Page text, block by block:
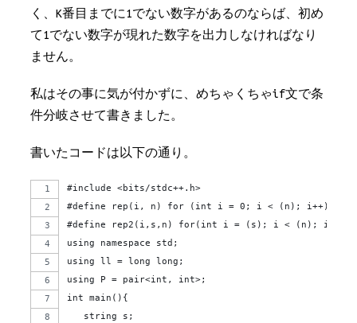
く、K番目までに1でない数字があるのならば、初め
て1でない数字が現れた数字を出力しなければなり
ません。
私はその事に気が付かずに、めちゃくちゃif文で条
件分岐させて書きました。
書いたコードは以下の通り。
#include <bits/stdc++.h>
#define rep(i, n) for (int i = 0; i < (n); i++)
#define rep2(i,s,n) for(int i = (s); i < (n); i++)
using namespace std;
using ll = long long;
using P = pair<int, int>;
int main(){
   string s;